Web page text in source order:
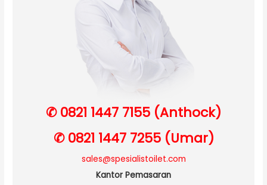
✆ 0821 1447 7155 (Anthock)
✆ 0821 1447 7255 (Umar)
sales@spesialistoilet.com
Kantor Pemasaran